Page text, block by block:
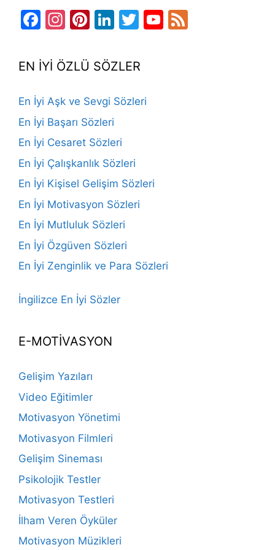
Facebook
Instagram
Pinterest
LinkedIn
TwitterYouTube
EN İYİ ÖZLÜ SÖZLER
En İyi Aşk ve Sevgi Sözleri
En İyi Başarı Sözleri
En İyi Cesaret Sözleri
En İyi Çalışkanlık Sözleri
En İyi Kişisel Gelişim Sözleri
En İyi Motivasyon Sözleri
En İyi Mutluluk Sözleri
En İyi Özgüven Sözleri
En İyi Zenginlik ve Para Sözleri
İngilizce En İyi Sözler
E-MOTİVASYON
Gelişim Yazıları
Video Eğitimler
Motivasyon Yönetimi
Motivasyon Filmleri
Gelişim Sineması
Psikolojik Testler
Motivasyon Testleri
İlham Veren Öyküler
Motivasyon Müzikleri